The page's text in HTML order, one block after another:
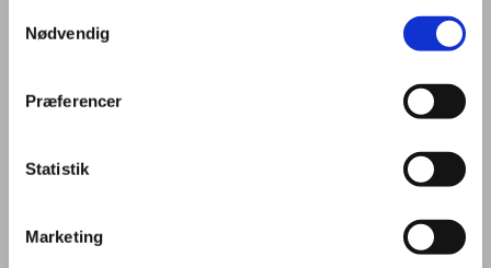
Nødvendig
Præferencer
Statistik
Marketing
ansøgninger
Kvalifikationskrav